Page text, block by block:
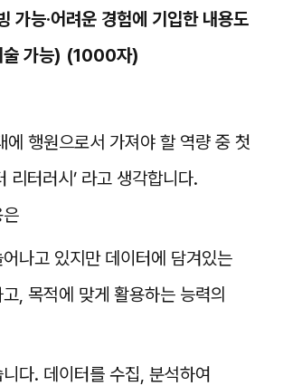
가능·어려운 경험에 기입한 내용도
술 가능) (1000자)
에 행원으로서 가져야 할 역량 중 첫
리터러시’ 라고 생각합니다.
나고 있지만 데이터에 담겨있는
, 목적에 맞게 활용하는 능력의
다. 데이터를 수집, 분석하여